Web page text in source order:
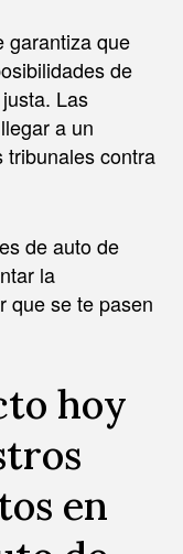
garantiza que
de
Las
a un
tribunales contra
de auto de
la
que se te pasen
hoy
en